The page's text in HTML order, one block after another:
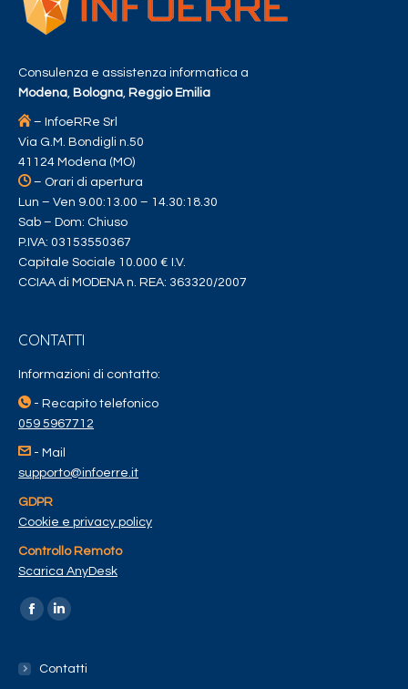
Consulenza e assistenza informatica a
Modena Bologna Reggio Emilia
– InfoeRRe Srl
Via G.M. Bondigli n.50
41124 Modena (MO)
– Orari di apertura
Lun – Ven 9.00:13.00 – 14.30:18.30
Sab – Dom: Chiuso
P.IVA: 03153550367
Capitale Sociale 10.000 € I.V.
CCIAA di MODENA n. REA: 363320/2007
CONTATTI
Informazioni di contatto:
- Recapito telefonico
059 5967712
- Mail
supporto@infoerre.it
GDPR
Cookie e privacy policy
Controllo Remoto
Scarica AnyDesk
Find us on:
Contatti